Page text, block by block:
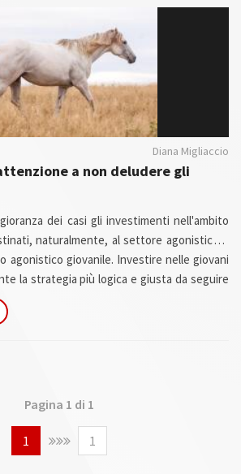
Diana Migliaccio
a non deludere gli
dei casi gli investimenti nell'ambito
naturalmente, al settore agonistico e
agonistico giovanile. Investire nelle giovani
la strategia più logica e giusta da seguire
l'enorme settore degli amatori adulti.
Pagina 1 di 1
1 1